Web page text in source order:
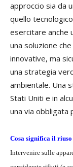
approccio sia da
quello
esercitare anche
una soluzione
innovative, ma
una strategia
ambientale. Una
Stati Uniti e in
una via obbligata
Cosa significa il riuso
Intervenire sulle